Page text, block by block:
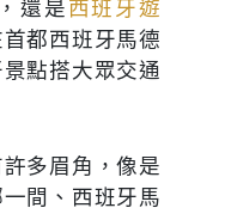
，還是 西班牙遊
都西班牙馬德
點搭大眾交通
多眉角，像是
間、西班牙馬